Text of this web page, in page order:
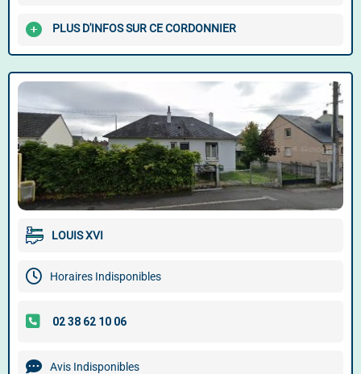
PLUS D'INFOS SUR CE CORDONNIER
LOUIS XVI
Horaires Indisponibles
Avis Indisponibles